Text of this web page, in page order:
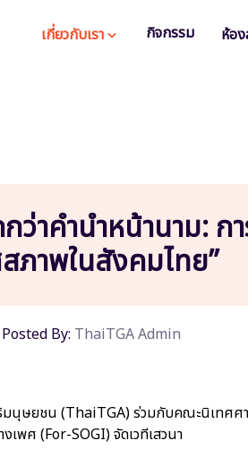
เกี่ยวกับเรา กิจกรรม ห้อ
กว่าคำนำหน้านาม:
าพในสังคมไทย”
Posted By: ThaiTGA Admin
มนุษยชน (ThaiTGA) ร่วมกับคณะนิเทศศ
เพศ (For-SOGI) จัดเวทีเสวนา